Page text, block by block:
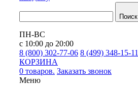
Поиск
ПН-ВС
с 10:00 до 20:00
8 (800) 302-77-06 8 (499) 348-15-11
КОРЗИНА
0 товаров. Заказать звонок
Меню